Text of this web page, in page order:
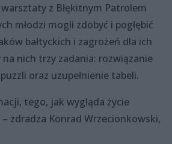
warsztaty z Błękitnym Patrolem
młodzi mogli zdobyć i pogłębić
bałtyckich i zagrożeń dla ich
na nich trzy zadania: rozwiązanie
oraz uzupełnienie tabeli.
tego, jak wygląda życie
zdradza Konrad Wrzecionkowski,